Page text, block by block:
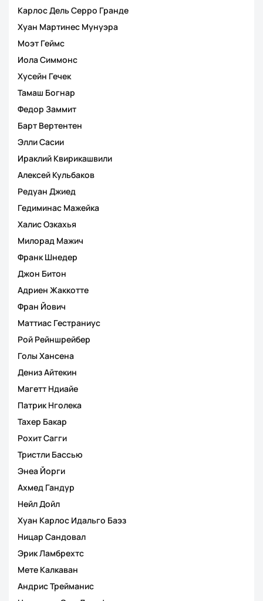
Карлос Дель Серро Гранде
Хуан Мартинес Мунуэра
Моэт Геймс
Иола Симмонс
Хусейн Гечек
Тамаш Богнар
Федор Заммит
Барт Вертентен
Элли Сасии
Ираклий Квирикашвили
Алексей Кульбаков
Редуан Джиед
Гедиминас Мажейка
Халис Озкахья
Милорад Мажич
Франк Шнедер
Джон Битон
Адриен Жаккотте
Фран Йович
Маттиас Гестраниус
Рой Рейншрейбер
Голы Хансена
Дениз Айтекин
Магетт Ндиайе
Патрик Нголека
Тахер Бакар
Рохит Сагги
Тристли Бассью
Энеа Йорги
Ахмед Гандур
Нейл Дойл
Хуан Карлос Идальго Баэз
Ницар Сандовал
Эрик Ламбрехтс
Мете Калкаван
Андрис Трейманис